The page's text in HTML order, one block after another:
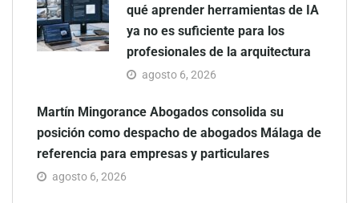
qué aprender herramientas de IA
ya no es suficiente para los
profesionales de la arquitectura
agosto 6, 2026
Martín Mingorance Abogados consolida su
posición como despacho de abogados Málaga de
referencia para empresas y particulares
agosto 6, 2026